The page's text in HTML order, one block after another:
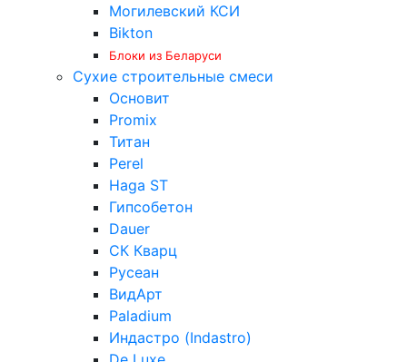
Могилевский КСИ
Bikton
Блоки из Беларуси
Сухие строительные смеси
Основит
Promix
Титан
Perel
Haga ST
Гипсобетон
Dauer
СК Кварц
Русеан
ВидАрт
Paladium
Индастро (Indastro)